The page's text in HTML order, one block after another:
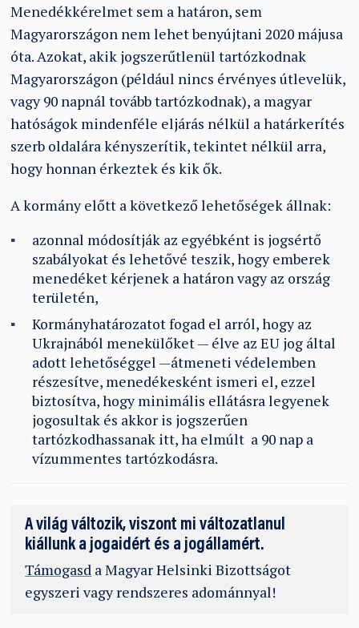
Menedékkérelmet sem a határon, sem
Magyarországon nem lehet benyújtani 2020 májusa
óta. Azokat, akik jogszerűtlenül tartózkodnak
Magyarországon (például nincs érvényes útlevelük,
vagy 90 napnál tovább tartózkodnak), a magyar
hatóságok mindenféle eljárás nélkül a határkerítés
szerb oldalára kényszerítik, tekintet nélkül arra,
hogy honnan érkeztek és kik ők.
A kormány előtt a következő lehetőségek állnak:
azonnal módosítják az egyébként is jogsértő
szabályokat és lehetővé teszik, hogy emberek
menedéket kérjenek a határon vagy az ország
területén,
Kormányhatározatot fogad el arról, hogy az
Ukrajnából menekülőket — élve az EU jog által
adott lehetőséggel —átmeneti védelemben
részesítve, menedékesként ismeri el, ezzel
biztosítva, hogy minimális ellátásra legyenek
jogosultak és akkor is jogszerűen
tartózkodhassanak itt, ha elmúlt a 90 nap a
vízummentes tartózkodásra.
A világ változik, viszont mi változatlanul
kiállunk a jogaidért és a jogállamért.
Támogasd a Magyar Helsinki Bizottságot
egyszeri vagy rendszeres adománnyal!